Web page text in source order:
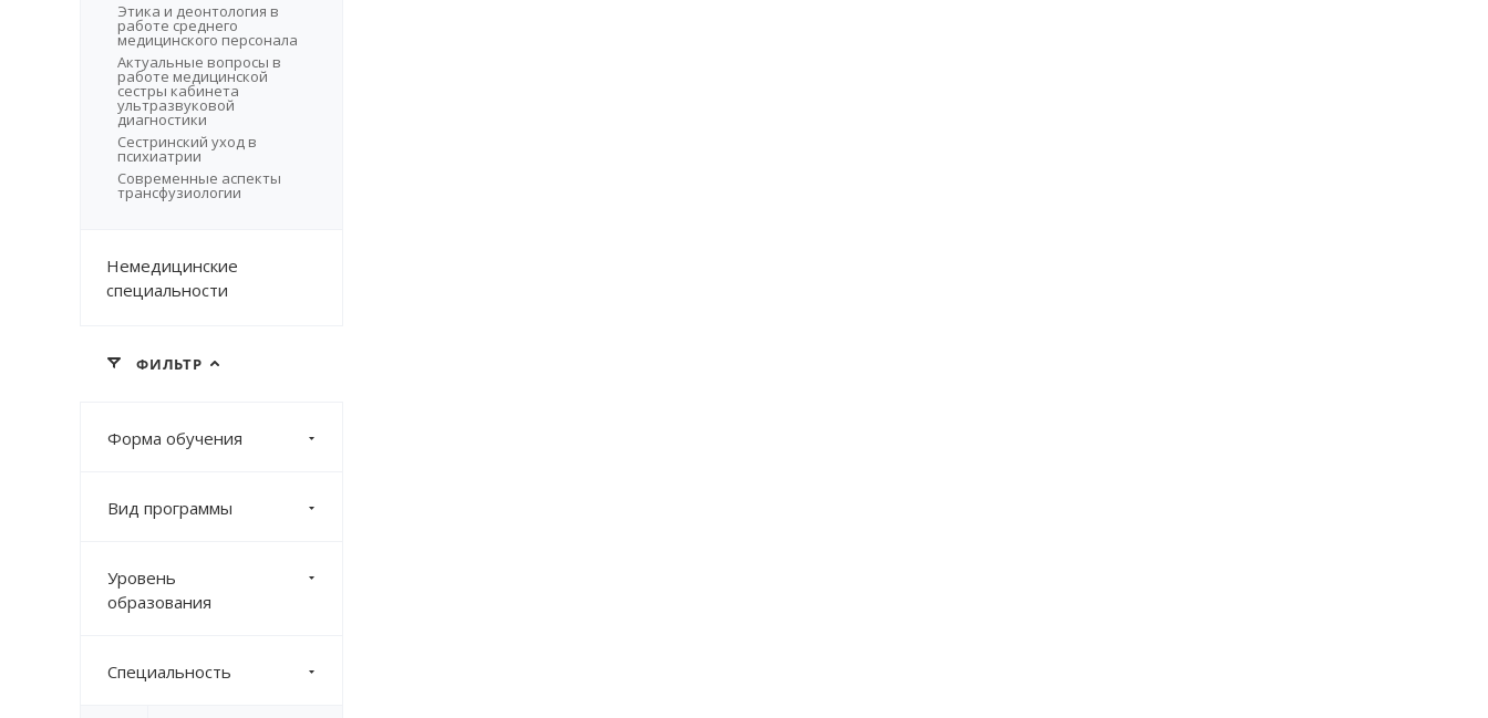
Этика и деонтология в
работе среднего
медицинского персонала
Актуальные вопросы в
работе медицинской
сестры кабинета
ультразвуковой
диагностики
Сестринский уход в
психиатрии
Современные аспекты
трансфузиологии
Немедицинские
специальности
ФИЛЬТР
Форма обучения
Вид программы
Уровень
образования
Специальность